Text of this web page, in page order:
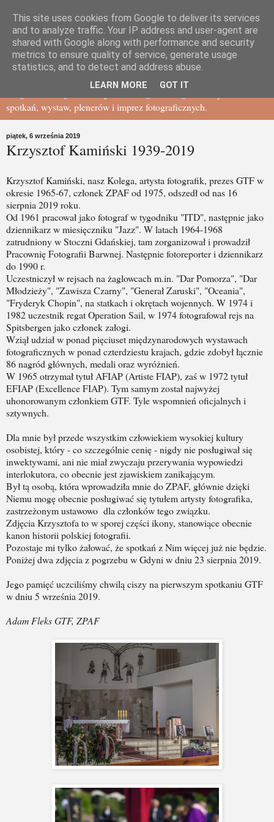
Gdańskie Towarzystwo
Fotograficzne - BLOG
spotkań, wystaw, plenerów i imprez fotograficznych.
piątek, 6 września 2019
Krzysztof Kamiński 1939-2019
Krzysztof Kamiński, nasz Kolega, artysta fotografik, prezes GTF w
okresie 1965-67, członek ZPAF od 1975, odszedł od nas 16
sierpnia 2019 roku.
Od 1961 pracował jako fotograf w tygodniku "ITD", następnie jako
dziennikarz w miesięczniku "Jazz". W latach 1964-1968
zatrudniony w Stoczni Gdańskiej, tam zorganizował i prowadził
Pracownię Fotografii Barwnej. Następnie fotoreporter i dziennikarz
do 1990 r.
Uczestniczył w rejsach na żaglowcach m.in. "Dar Pomorza", "Dar
Młodzieży", "Zawisza Czarny", "Generał Zaruski", "Oceania",
"Fryderyk Chopin", na statkach i okrętach wojennych. W 1974 i
1982 uczestnik regat Operation Sail, w 1974 fotografował rejs na
Spitsbergen jako członek załogi.
Wziął udział w ponad pięciuset międzynarodowych wystawach
fotograficznych w ponad czterdziestu krajach, gdzie zdobył łącznie
86 nagród głównych, medali oraz wyróżnień.
W 1965 otrzymał tytuł AFIAP (Artiste FIAP), zaś w 1972 tytuł
EFIAP (Excellence FIAP). Tym samym został najwyżej
uhonorowanym członkiem GTF. Tyle wspomnień oficjalnych i
sztywnych.
Dla mnie był przede wszystkim człowiekiem wysokiej kultury
osobistej, który - co szczególnie cenię - nigdy nie posługiwał się
inwektywami, ani nie miał zwyczaju przerywania wypowiedzi
interlokutora, co obecnie jest zjawiskiem zanikającym.
Był tą osobą, która wprowadziła mnie do ZPAF, głównie dzięki
Niemu mogę obecnie posługiwać się tytułem artysty fotografika,
zastrzeżonym ustawowo dla członków tego związku.
Zdjęcia Krzysztofa to w sporej części ikony, stanowiące obecnie
kanon historii polskiej fotografii.
Pozostaje mi tylko żałować, że spotkań z Nim więcej już nie będzie.
Poniżej dwa zdjęcia z pogrzebu w Gdyni w dniu 23 sierpnia 2019.
Jego pamięć uczciliśmy chwilą ciszy na pierwszym spotkaniu GTF
w dniu 5 września 2019.
Adam Fleks GTF, ZPAF
This site uses cookies from Google to deliver its services
and to analyze traffic. Your IP address and user-agent are
shared with Google along with performance and security
metrics to ensure quality of service, generate usage
statistics, and to detect and address abuse.
LEARN MORE GOT IT